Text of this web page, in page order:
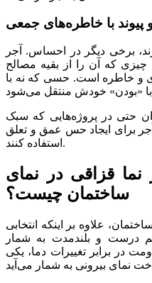
با خاطره‌های جمعی
برخی دیگر در احساس. آجر
چیزی که آن را از بقیه مصالح
و خاطره است. حسی که نه با
حتی در پروژه‌هایی که سبک
آجر برای ایجاد حس عمق و تعلق
استفاده کنند.
نما قزاقی در نمای
ساختمان چیست؟
علاوه بر اینکه انتخابی
درست و بلندمدت به شمار
در برابر تغییرات دما، یکی